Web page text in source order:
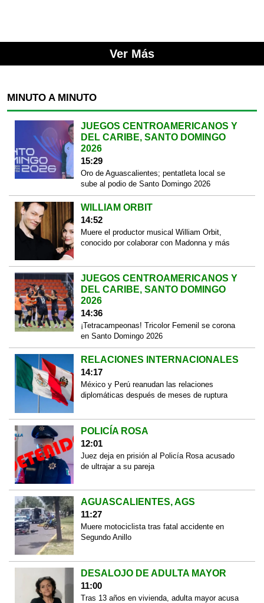
Ver Más
MINUTO A MINUTO
JUEGOS CENTROAMERICANOS Y
DEL CARIBE, SANTO DOMINGO
2026
15:29
Oro de Aguascalientes; pentatleta local se
sube al podio de Santo Domingo 2026
WILLIAM ORBIT
14:52
Muere el productor musical William Orbit,
conocido por colaborar con Madonna y más
JUEGOS CENTROAMERICANOS Y
DEL CARIBE, SANTO DOMINGO
2026
14:36
¡Tetracampeonas! Tricolor Femenil se corona
en Santo Domingo 2026
RELACIONES INTERNACIONALES
14:17
México y Perú reanudan las relaciones
diplomáticas después de meses de ruptura
POLICÍA ROSA
12:01
Juez deja en prisión al Policía Rosa acusado
de ultrajar a su pareja
AGUASCALIENTES, AGS
11:27
Muere motociclista tras fatal accidente en
Segundo Anillo
DESALOJO DE ADULTA MAYOR
11:00
Tras 13 años en vivienda, adulta mayor acusa